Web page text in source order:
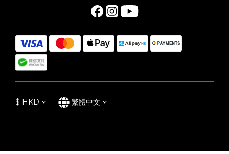
$ HKD 繁體中文